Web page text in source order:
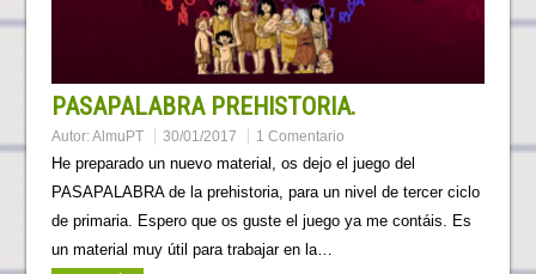
PASAPALABRA PREHISTORIA.
Autor:AlmuPT 30/01/2017 1 Comentario
He preparado un nuevo material, os dejo el juego del
PASAPALABRA de la prehistoria, para un nivel de tercer ciclo
de primaria. Espero que os guste el juego ya me contáis. Es
un material muy útil para trabajar en la…